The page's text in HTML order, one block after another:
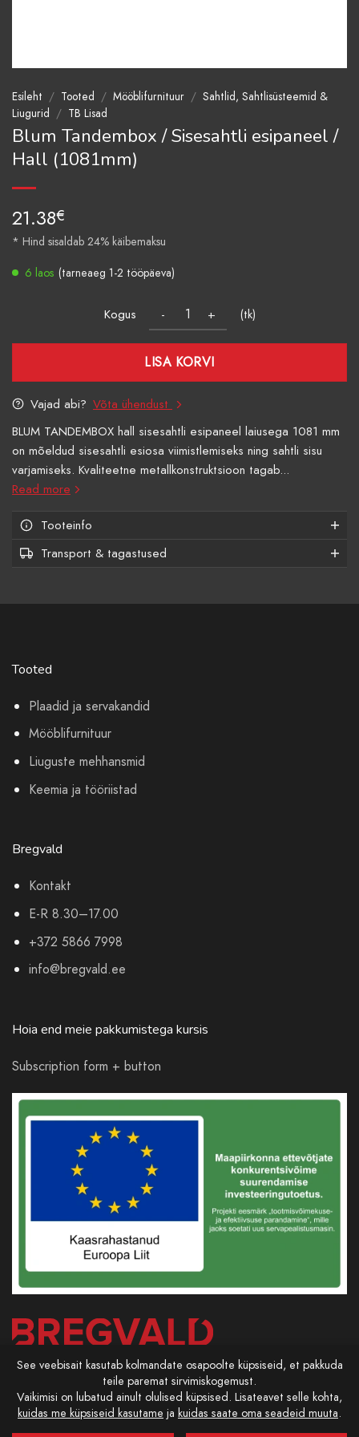
See veebisait kasutab kolmandate osapoolte küpsiseid, et pakkuda
teile paremat sirvimiskogemust.
Vaikimisi on lubatud ainult olulised küpsised. Lisateavet selle kohta,
kuidas me küpsiseid kasutame ja kuidas saate oma seadeid muuta.
Esileht / Tooted / Mööblifurnituur / Sahtlid, Sahtlisüsteemid &
Liugurid / TB Lisad
Blum Tandembox / Sisesahtli esipaneel /
Hall (1081mm)
21.38€
* Hind sisaldab 24% käibemaksu
6 laos (tarneaeg 1-2 tööpäeva)
Kogus (tk)
LISA KORVI
Vajad abi? Võta ühendust
BLUM TANDEMBOX hall sisesahtli esipaneel laiusega 1081 mm
on mõeldud sisesahtli esiosa viimistlemiseks ning sahtli sisu
varjamiseks. Kvaliteetne metallkonstruktsioon tagab...
Read more
Tooteinfo
Transport & tagastused
NMA
Tooted
Plaadid ja servakandid
Mööblifurnituur
Liuguste mehhansmid
Keemia ja tööriistad
Bregvald
Kontakt
E-R 8.30–17.00
+372 5866 7998
info@bregvald.ee
Hoia end meie pakkumistega kursis
Subscription form + button